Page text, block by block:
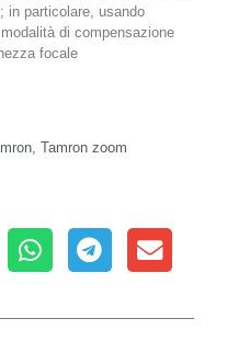
in particolare, usando
di compensazione
focale
, Tamron zoom